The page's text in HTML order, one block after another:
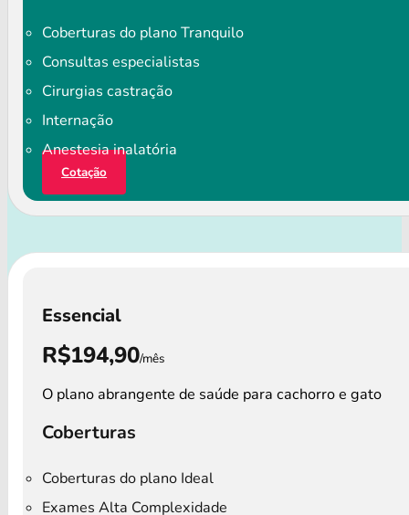
Coberturas do plano Tranquilo
Consultas especialistas
Cirurgias castração
Internação
Anestesia inalatória
Cotação
Essencial
R$194,90/mês
O plano abrangente de saúde para cachorro e gato
Coberturas
Coberturas do plano Ideal
Exames Alta Complexidade